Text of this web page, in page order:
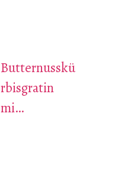
Butternusskü
rbisgratin
mi…